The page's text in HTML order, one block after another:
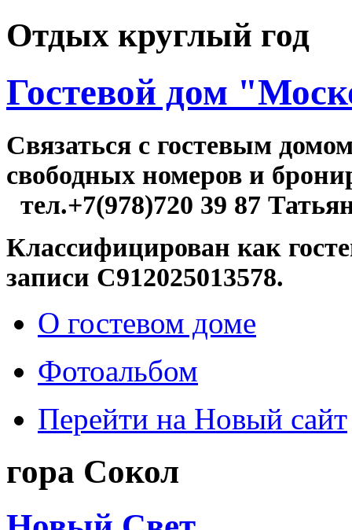
Отдых круглый год
Гостевой дом
Связаться c гостевым
свободных
тел.+7(978)720 39 87
Классифицирован как
записи С912025013578.
О гостевом доме
Фотоальбом
Перейти на Новый сайт
гора Сокол